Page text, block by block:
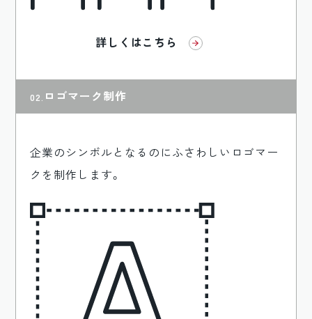
詳しくはこちら
ロゴマーク制作
企業のシンボルとなるのにふさわしいロゴマー
クを制作します。